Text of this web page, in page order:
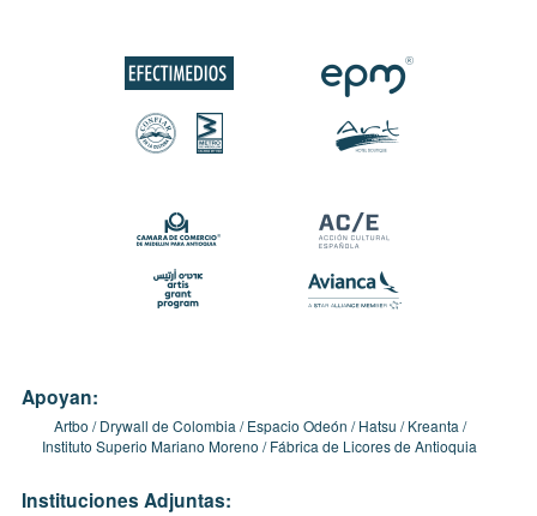
Apoyan:
Artbo Drywall de Colombia Espacio Odeón Hatsu
Kreanta
Instituto Superio Mariano Moreno
Fábrica de Licores de Antioquia
Instituciones Adjuntas: